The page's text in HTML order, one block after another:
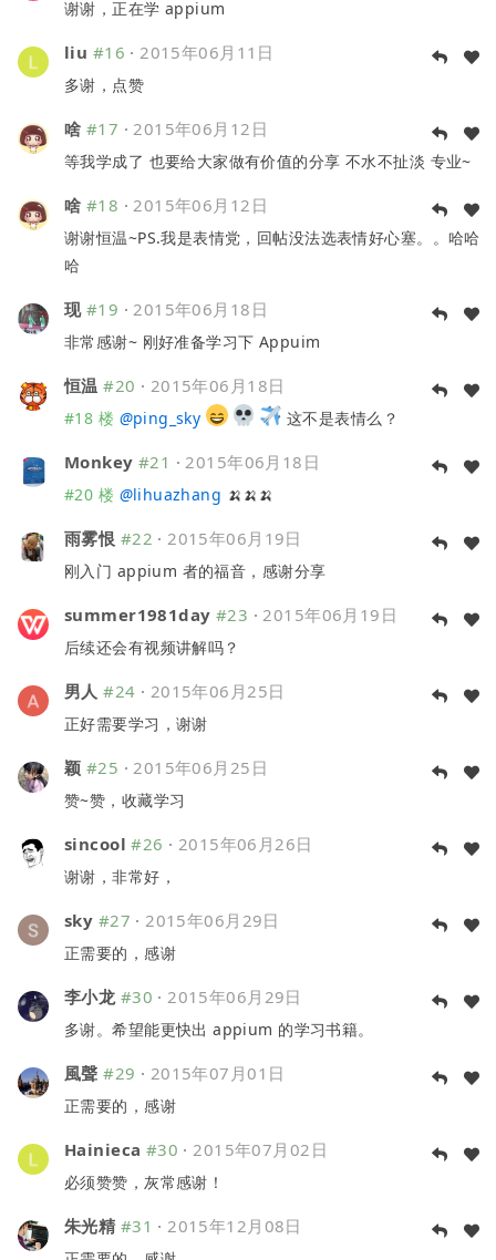
谢谢，正在学 appium
liu #16 · 2015年06月11日
多谢，点赞
啥 #17 · 2015年06月12日
等我学成了 也要给大家做有价值的分享 不水不扯淡 专业~
啥 #18 · 2015年06月12日
谢谢恒温~PS.我是表情党，回帖没法选表情好心塞。。哈哈
哈
现 #19 · 2015年06月18日
非常感谢~ 刚好准备学习下 Appuim
恒温 #20 · 2015年06月18日
#18 楼 @ping_sky 这不是表情么？
Monkey #21 · 2015年06月18日
#20 楼 @lihuazhang 🍌🍌🍌
雨雾恨 #22 · 2015年06月19日
刚入门 appium 者的福音，感谢分享
summer1981day #23 · 2015年06月19日
后续还会有视频讲解吗？
男人 #24 · 2015年06月25日
正好需要学习，谢谢
颖 #25 · 2015年06月25日
赞~赞，收藏学习
sincool #26 · 2015年06月26日
谢谢，非常好，
sky #27 · 2015年06月29日
正需要的，感谢
李小龙 #30 · 2015年06月29日
多谢。希望能更快出 appium 的学习书籍。
風聲 #29 · 2015年07月01日
正需要的，感谢
Hainieca #30 · 2015年07月02日
必须赞赞，灰常感谢！
朱光精 #31 · 2015年12月08日